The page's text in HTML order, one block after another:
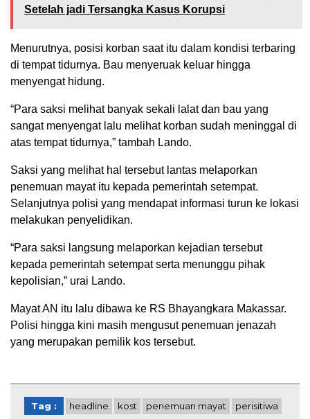
Setelah jadi Tersangka Kasus Korupsi
Menurutnya, posisi korban saat itu dalam kondisi terbaring
di tempat tidurnya. Bau menyeruak keluar hingga
menyengat hidung.
“Para saksi melihat banyak sekali lalat dan bau yang
sangat menyengat lalu melihat korban sudah meninggal di
atas tempat tidurnya,” tambah Lando.
Saksi yang melihat hal tersebut lantas melaporkan
penemuan mayat itu kepada pemerintah setempat.
Selanjutnya polisi yang mendapat informasi turun ke lokasi
melakukan penyelidikan.
“Para saksi langsung melaporkan kejadian tersebut
kepada pemerintah setempat serta menunggu pihak
kepolisian,” urai Lando.
Mayat AN itu lalu dibawa ke RS Bhayangkara Makassar.
Polisi hingga kini masih mengusut penemuan jenazah
yang merupakan pemilik kos tersebut.
Tag : headline kost penemuan mayat perisitiwa